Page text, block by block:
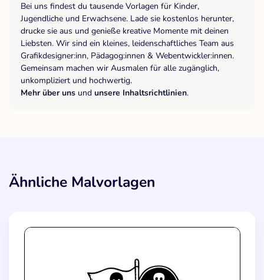
Bei uns findest du tausende Vorlagen für Kinder,
Jugendliche und Erwachsene. Lade sie kostenlos herunter,
drucke sie aus und genieße kreative Momente mit deinen
Liebsten. Wir sind ein kleines, leidenschaftliches Team aus
Grafikdesigner:inn, Pädagog:innen & Webentwickler:innen.
Gemeinsam machen wir Ausmalen für alle zugänglich,
unkompliziert und hochwertig.
Mehr über uns und unsere Inhaltsrichtlinien.
Ähnliche Malvorlagen